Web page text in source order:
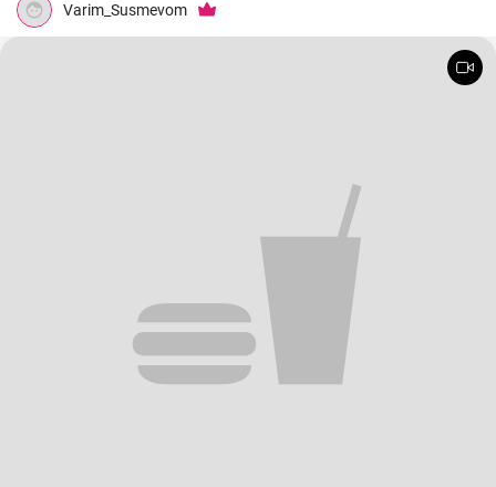
Varim_Susmevom